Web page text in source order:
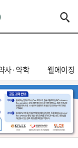
사·약학 웰에이징